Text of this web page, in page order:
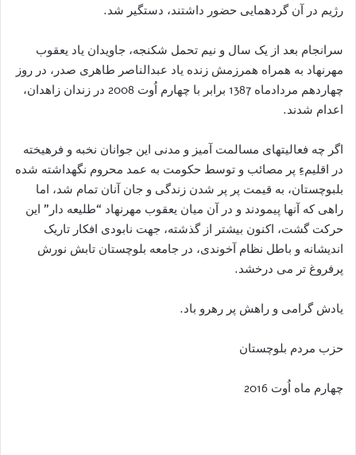
رژیم در آن گردهمایی حضور داشتند، دستگیر شد.
سرانجام بعد از یک سال و نیم تحمل شکنجه، جاویدان یاد یعقوب
مهرنهاد به همراه همرزمش زنده یاد عبدالناصر طاهری صدر، در روز
چهاردهم مردادماه 1387 برابر با چهارم اُوت 2008 در زندان زاهدان،
اعدام شدند.
اگر چه فعالیتهای مسالمت آمیز و مدنی این جوانان نخبه و فرهیخته
در اقلیمءِ پر مصائب و توسط حکومت به عمد محروم نگهداشته شده
بلبوچستان، به قیمت پر پر شدن زندگی و جان آنان تمام شد، اما
راهی که آنها پیمودند و در آن میان یعقوب مهرنهاد “طلیعه دار” این
حرکت گشت، اکنون بیشتر از گذشته، جهت نابودی افکار تاریک
اندیشانه و باطل نظام آخوندی، در جامعه بلوچستان تابش نورش
پرفروغ تر می درخشد.
یادش گرامی و راهش پر رهرو باد.
حزب مردم بلوچستان
چهارم ماه اُوت 2016